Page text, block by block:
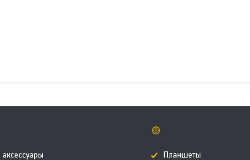
аксессуары
🟡
Планшеты